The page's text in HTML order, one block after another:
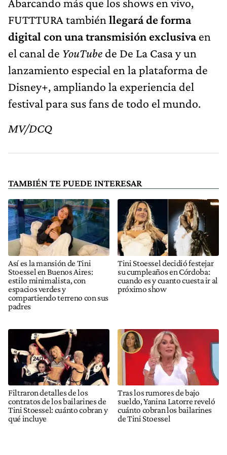
Abarcando más que los shows en vivo,
FUTTTURA también llegará de forma
digital con una transmisión exclusivaen
el canal de YouTube de De La Casa y un
lanzamiento especial en la plataforma de
Disney+, ampliando la experiencia del
festival para sus fans de todo el mundo.
MV/DCQ
TAMBIÉN TE PUEDE INTERESAR
Así es la mansión de Tini
Stoessel en Buenos Aires:
estilo minimalista, con
espacios verdes y
compartiendo terreno con sus
padres
Tini Stoessel decidió festejar
su cumpleaños en Córdoba:
cuando es y cuanto cuesta ir al
próximo show
Filtraron detalles de los
contratos de los bailarines de
Tini Stoessel: cuánto cobran y
qué incluye
Tras los rumores de bajo
sueldo, Yanina Latorre reveló
cuánto cobran los bailarines
de Tini Stoessel